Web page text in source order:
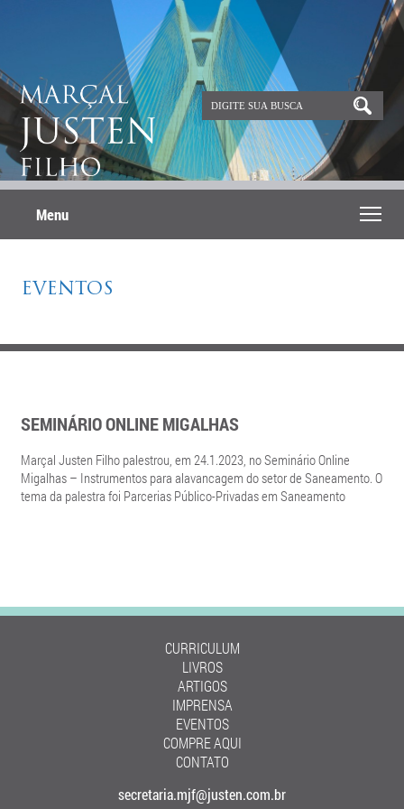
Menu
EVENTOS
SEMINÁRIO ONLINE MIGALHAS
Marçal Justen Filho palestrou, em 24.1.2023, no Seminário Online
Migalhas – Instrumentos para alavancagem do setor de Saneamento. O
tema da palestra foi Parcerias Público-Privadas em Saneamento
CURRICULUM
LIVROS
ARTIGOS
IMPRENSA
EVENTOS
COMPRE AQUI
CONTATO
secretaria.mjf@justen.com.br